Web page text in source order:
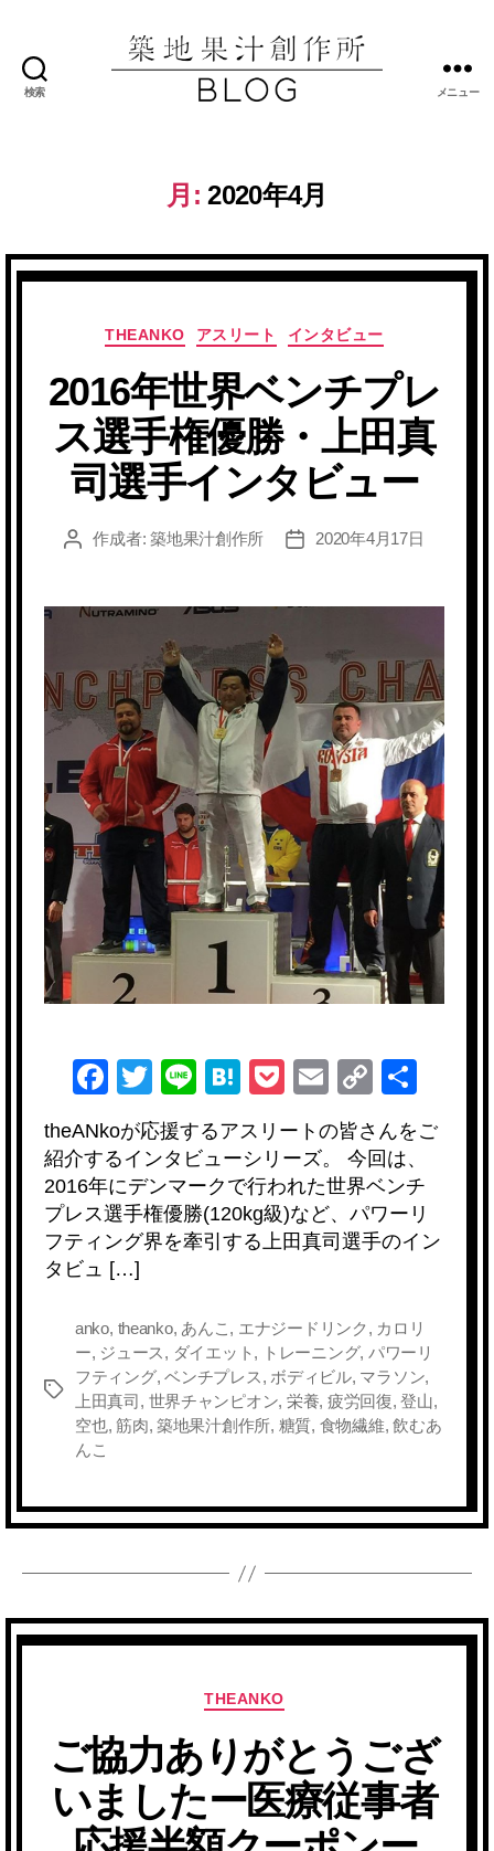
検索
汁
創
所
ブ
グ
メニュー
月: 2020年4月
カ
ゴ
リ
ー
THEANKO アスリート インタビュー
2016年世界ベンチプレ
ス選手権優勝・上田真
司選手インタビュー
投
作成者:築地果汁創作所
投
2020年4月17日
F
c
e
b
o
o
k
T
wi
tt
er
Li
e
H
e
n
a
P
ck
et
E
m
ail
C
p
y
Li
n
theANkoが応援するアスリートの皆さんをご
紹介するインタビューシリーズ。 今回は、
2016年にデンマークで行われた世界ベンチ
プレス選手権優勝(120kg級)など、パワーリ
フティング界を牽引する上田真司選手のイン
タビュ […]
タ
anko, theanko, あんこ , エナジードリンク , カロリ
ー, ジュース, ダイエット , トレーニング, パワーリ
フティング,ベンチプレス, ボディビル, マラソン,
上田真司 , 世界チャンピオン, 栄養, 疲労回復,登山,
空也, 筋肉, 築地果汁創作所, 糖質, 食物繊維,飲むあ
んこ
カ
ゴ
リ
ー
THEANKO
ご協力ありがとうござ
いましたー医療従事者